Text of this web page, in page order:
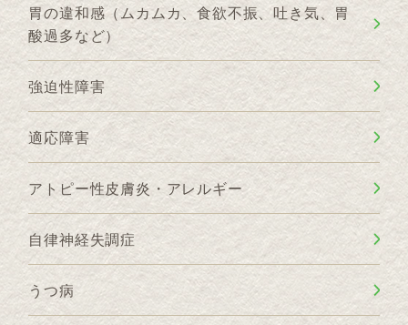
胃の違和感（ムカムカ、食欲不振、吐き気、胃
酸過多など）
強迫性障害
適応障害
アトピー性皮膚炎・アレルギー
自律神経失調症
うつ病